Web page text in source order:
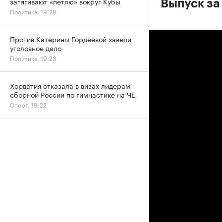
Выпуск
Политика, 19:28
Против Катерины Гордеевой завели
уголовное дело
Политика, 19:23
Хорватия отказала в визах лидерам
сборной России по гимнастике на ЧЕ
Спорт, 19:22